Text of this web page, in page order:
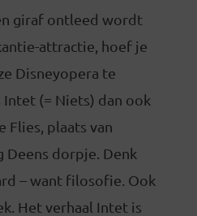
giraf ontleed wordt
attractie, hoef je
Disneyopera te
Intet (= Niets) dan ook
Flies, plaats van
Deens dorpje. Denk
– want filosofie. Ook
Het verhaal Intet is